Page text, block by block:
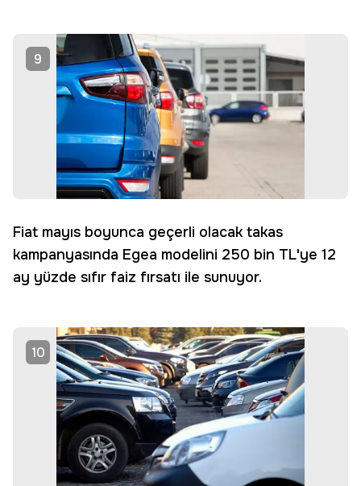
9
Fiat mayıs boyunca geçerli olacak takas
kampanyasında Egea modelini 250 bin TL'ye 12
ay yüzde sıfır faiz fırsatı ile sunuyor.
10